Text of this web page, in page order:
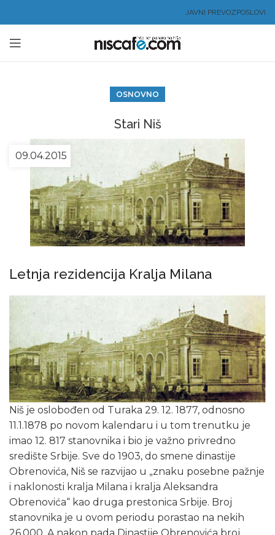
JAVNI PREVOZPOSLOVI
OSNOVNO
Stari Niš
09.04.2015
Letnja rezidencija Kralja Milana
Niš je oslobođen od Turaka 29. 12. 1877, odnosno
11.1.1878 po novom kalendaru i u tom trenutku je
imao 12. 817 stanovnika i bio je važno privredno
središte Srbije. Sve do 1903, do smene dinastije
Obrenovića, Niš se razvijao u „znaku posebne pažnje
i naklonosti kralja Milana i kralja Aleksandra
Obrenovića“ kao druga prestonica Srbije. Broj
stanovnika je u ovom periodu porastao na nekih